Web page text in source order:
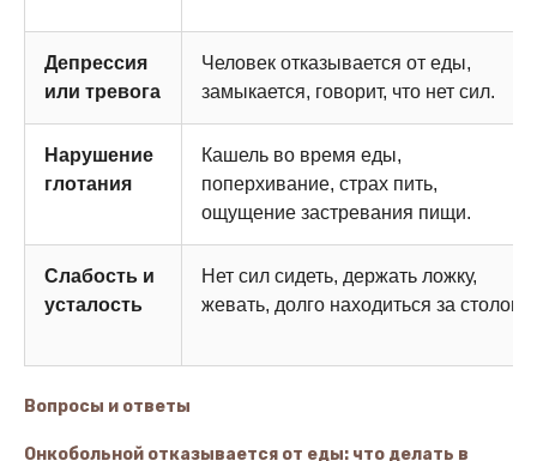
Депрессия
или тревога
Человек отказывается от еды,
замыкается, говорит, что нет сил.
Нарушение
глотания
Кашель во время еды,
поперхивание, страх пить,
ощущение застревания пищи.
Слабость и
усталость
Нет сил сидеть, держать ложку,
жевать, долго находиться за столом.
Вопросы и ответы
Онкобольной отказывается от еды: что делать в